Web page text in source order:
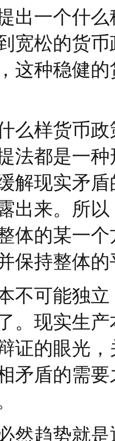
出一个什
宽松的货
这种稳健
么样货币
法都是一
解现实矛
出来。所
体的某一
保持整体
不可能独
。现实生
证的眼光
矛盾的需
然趋势就